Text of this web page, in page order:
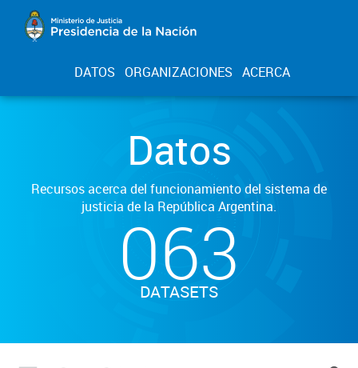
DATOS ORGANIZACIONES ACERCA
Datos
Recursos acerca del funcionamiento del sistema de
justicia de la República Argentina.
063
DATASETS